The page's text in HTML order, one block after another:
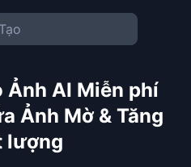
Tạo
Ảnh AI Miễn phí
Ảnh Mờ & Tăng
lượng